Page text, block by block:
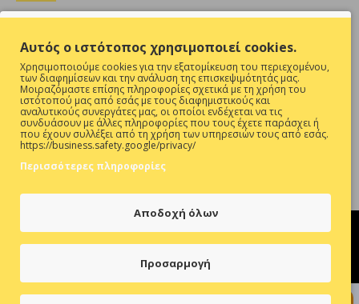
Θες να είσαι ενήμερος για όλες τις προσφορές ;
Εγγραφή
Συμπληρώστε την επαλήθευση captcha παρακάτω
Έχω Διαβάσει Και Αποδέχομαι Τους
Hosted & Supported byThink Open
Αυτός ο ιστότοπος χρησιμοποιεί cookies.
Χρησιμοποιούμε cookies για την εξατομίκευση του περιεχομένου,
των διαφημίσεων και την ανάλυση της επισκεψιμότητάς μας.
Μοιραζόμαστε επίσης πληροφορίες σχετικά με τη χρήση του
ιστότοπού μας από εσάς με τους διαφημιστικούς και
αναλυτικούς συνεργάτες μας, οι οποίοι ενδέχεται να τις
συνδυάσουν με άλλες πληροφορίες που τους έχετε παράσχει ή
που έχουν συλλέξει από τη χρήση των υπηρεσιών τους από εσάς.
https://business.safety.google/privacy/
Περισσότερες πληροφορίες
Αποδοχή όλων
Προσαρμογή